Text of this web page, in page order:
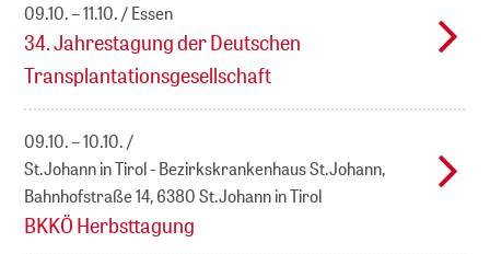
09.10. – 11.10. Essen
34. Jahrestagung der Deutschen
Transplantationsgesellschaft
09.10. – 10.10.
St.Johann in Tirol - Bezirkskrankenhaus St.Johann,
Bahnhofstraße 14, 6380 St.Johann in Tirol
BKKÖ Herbsttagung